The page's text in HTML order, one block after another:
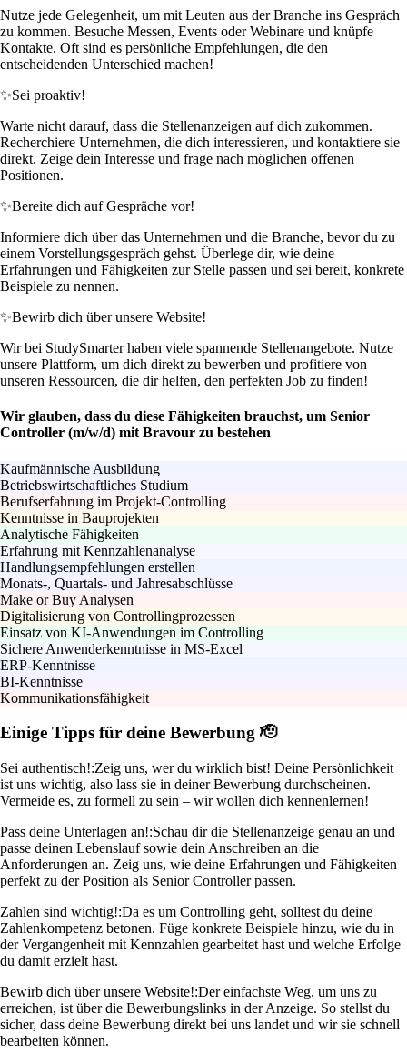
Nutze jede Gelegenheit, um mit Leuten aus der Branche ins Gespräch
zu kommen. Besuche Messen, Events oder Webinare und knüpfe
Kontakte. Oft sind es persönliche Empfehlungen, die den
entscheidenden Unterschied machen!
✨Sei proaktiv!
Warte nicht darauf, dass die Stellenanzeigen auf dich zukommen.
Recherchiere Unternehmen, die dich interessieren, und kontaktiere sie
direkt. Zeige dein Interesse und frage nach möglichen offenen
Positionen.
✨Bereite dich auf Gespräche vor!
Informiere dich über das Unternehmen und die Branche, bevor du zu
einem Vorstellungsgespräch gehst. Überlege dir, wie deine
Erfahrungen und Fähigkeiten zur Stelle passen und sei bereit, konkrete
Beispiele zu nennen.
✨Bewirb dich über unsere Website!
Wir bei StudySmarter haben viele spannende Stellenangebote. Nutze
unsere Plattform, um dich direkt zu bewerben und profitiere von
unseren Ressourcen, die dir helfen, den perfekten Job zu finden!
Wir glauben, dass du diese Fähigkeiten brauchst, um Senior
Controller (m/w/d) mit Bravour zu bestehen
Kaufmännische Ausbildung
Betriebswirtschaftliches Studium
Berufserfahrung im Projekt-Controlling
Kenntnisse in Bauprojekten
Analytische Fähigkeiten
Erfahrung mit Kennzahlenanalyse
Handlungsempfehlungen erstellen
Monats-, Quartals- und Jahresabschlüsse
Make or Buy Analysen
Digitalisierung von Controllingprozessen
Einsatz von KI-Anwendungen im Controlling
Sichere Anwenderkenntnisse in MS-Excel
ERP-Kenntnisse
BI-Kenntnisse
Kommunikationsfähigkeit
Einige Tipps für deine Bewerbung 🫡
Sei authentisch!:Zeig uns, wer du wirklich bist! Deine Persönlichkeit
ist uns wichtig, also lass sie in deiner Bewerbung durchscheinen.
Vermeide es, zu formell zu sein – wir wollen dich kennenlernen!
Pass deine Unterlagen an!:Schau dir die Stellenanzeige genau an und
passe deinen Lebenslauf sowie dein Anschreiben an die
Anforderungen an. Zeig uns, wie deine Erfahrungen und Fähigkeiten
perfekt zu der Position als Senior Controller passen.
Zahlen sind wichtig!:Da es um Controlling geht, solltest du deine
Zahlenkompetenz betonen. Füge konkrete Beispiele hinzu, wie du in
der Vergangenheit mit Kennzahlen gearbeitet hast und welche Erfolge
du damit erzielt hast.
Bewirb dich über unsere Website!:Der einfachste Weg, um uns zu
erreichen, ist über die Bewerbungslinks in der Anzeige. So stellst du
sicher, dass deine Bewerbung direkt bei uns landet und wir sie schnell
bearbeiten können.